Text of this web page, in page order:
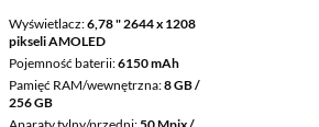
Wyświetlacz 6,78 " 2644 x 1208
pikseli AMOLED
Pojemność baterii 6150 mAh
Pamięć RAM/wewnętrzna 8 GB /
256 GB